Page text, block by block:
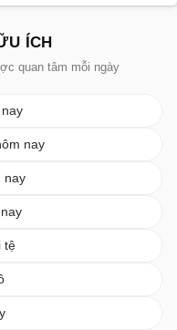
ÍCH
quan tâm mỗi ngày
nay
nay
tệ